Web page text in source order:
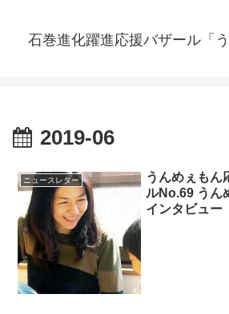
石巻進化躍進応援バザール「
2019-06
ニュースレター
うんめぇもん
ルNo.69 うん
インタビュー